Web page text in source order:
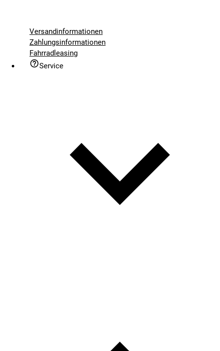
Versandinformationen
Zahlungsinformationen
Fahrradleasing
Service